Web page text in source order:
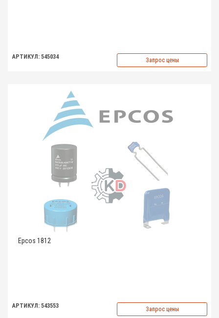
АРТИКУЛ: 545034 Запрос цены
Epcos 1812
АРТИКУЛ: 543553 Запрос цены